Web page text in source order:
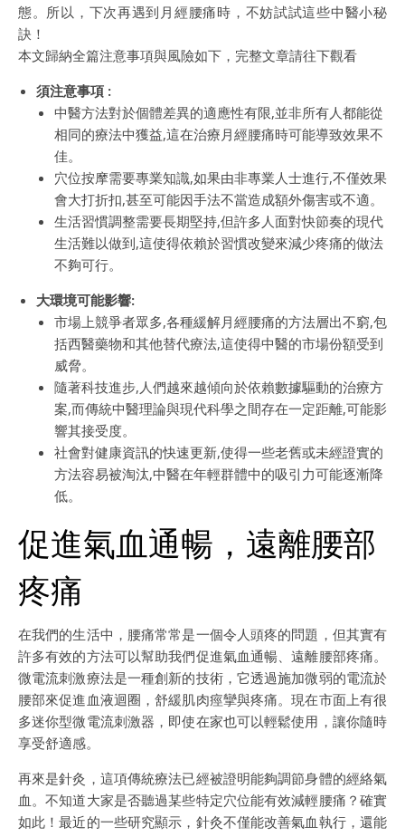
態。所以，下次再遇到月經腰痛時，不妨試試這些中醫小秘
訣！
本文歸納全篇注意事項與風險如下，完整文章請往下觀看
須注意事項 :
中醫方法對於個體差異的適應性有限,並非所有人都能從
相同的療法中獲益,這在治療月經腰痛時可能導致效果不
佳。
穴位按摩需要專業知識,如果由非專業人士進行,不僅效果
會大打折扣,甚至可能因手法不當造成額外傷害或不適。
生活習慣調整需要長期堅持,但許多人面對快節奏的現代
生活難以做到,這使得依賴於習慣改變來減少疼痛的做法
不夠可行。
大環境可能影響:
市場上競爭者眾多,各種緩解月經腰痛的方法層出不窮,包
括西醫藥物和其他替代療法,這使得中醫的市場份額受到
威脅。
隨著科技進步,人們越來越傾向於依賴數據驅動的治療方
案,而傳統中醫理論與現代科學之間存在一定距離,可能影
響其接受度。
社會對健康資訊的快速更新,使得一些老舊或未經證實的
方法容易被淘汰,中醫在年輕群體中的吸引力可能逐漸降
低。
促進氣血通暢，遠離腰部
疼痛
在我們的生活中，腰痛常常是一個令人頭疼的問題，但其實有
許多有效的方法可以幫助我們促進氣血通暢、遠離腰部疼痛。
微電流刺激療法是一種創新的技術，它透過施加微弱的電流於
腰部來促進血液迴圈，舒緩肌肉痙攣與疼痛。現在市面上有很
多迷你型微電流刺激器，即使在家也可以輕鬆使用，讓你隨時
享受舒適感。
再來是針灸，這項傳統療法已經被證明能夠調節身體的經絡氣
血。不知道大家是否聽過某些特定穴位能有效減輕腰痛？確實
如此！最近的一些研究顯示，針灸不僅能改善氣血執行，還能